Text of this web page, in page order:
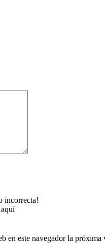
incorrecta!
en este navegador la próxima